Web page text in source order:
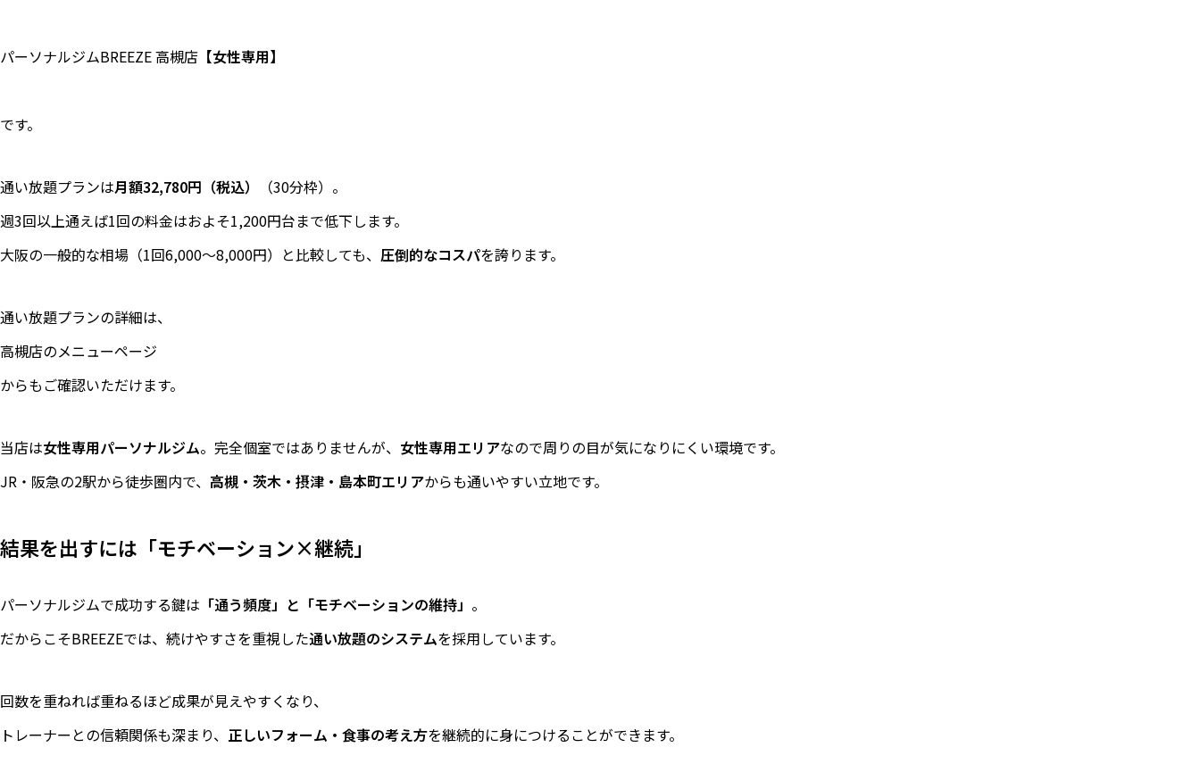
パーソナルジムBREEZE 高槻店 【女性専用】
です。
通い放題プランは月額32,780円（税込）
（30分枠）。
週3回以上通えば1回の料金はおよそ1,200円台まで低下します。
大阪の一般的な相場（1回6,000〜8,000円）と比較しても、 圧倒的なコスパを誇ります。
通い放題プランの詳細は、
高槻店のメニューページ
からもご確認いただけます。
当店は女性専用パーソナルジム。完全個室ではありませんが、 女性専用エリアなので周りの目が気になりにくい環境です。
JR・阪急の2駅から徒歩圏内で、 高槻・茨木・摂津・島本町エリアからも通いやすい立地です。
結果を出すには「モチベーション×継続」
パーソナルジムで成功する鍵は 「通う頻度」と「モチベーションの維持」 。
だからこそBREEZEでは、続けやすさを重視した通い放題のシステムを採用しています。
回数を重ねれば重ねるほど成果が見えやすくなり、
トレーナーとの信頼関係も深まり、 正しいフォーム・食事の考え方を継続的に身につけることができます。